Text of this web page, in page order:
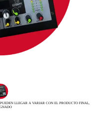
LLEGAR A VARIAR CON EL PRODUCTO FINAL,